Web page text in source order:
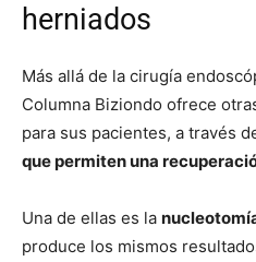
herniados
Más allá de la cirugía
Columna Biziondo ofrece
para sus pacientes, a través
que permiten una
Una de ellas es la
produce los mismos